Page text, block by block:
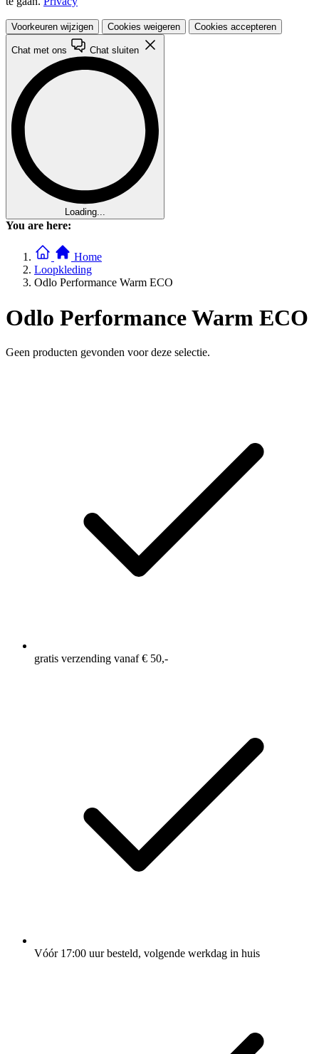
Voorkeuren wijzigen Cookies weigeren Cookies accepteren
Chat met ons Chat sluiten
Loading...
You are here:
Home
Loopkleding
Odlo Performance Warm ECO
Odlo Performance Warm ECO
Geen producten gevonden voor deze selectie.
gratis verzending vanaf € 50,-
Vóór 17:00 uur besteld, volgende werkdag in huis